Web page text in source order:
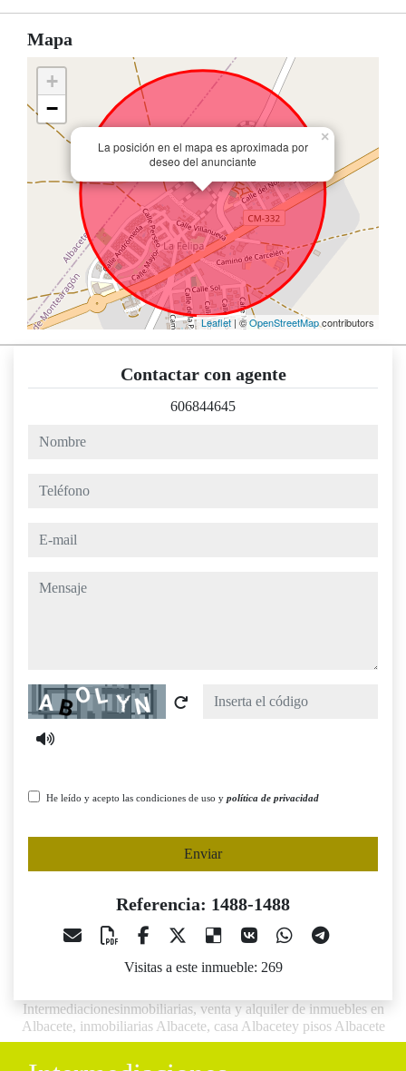
Mapa
La posición en el mapa es aproximada por
deseo del anunciante
×
+
−
Leaflet | ©OpenStreetMapcontributors
Contactar con agente
606844645
nombre
teléfono
e-mail
mensaje
Captcha
He leído y acepto las condiciones de uso y política de privacidad
Enviar
Referencia: 1488-1488
Visitas a este inmueble: 269
Intermediacionesinmobiliarias, venta y alquiler de inmuebles en
Albacete, inmobiliarias Albacete, casa Albacetey pisos Albacete